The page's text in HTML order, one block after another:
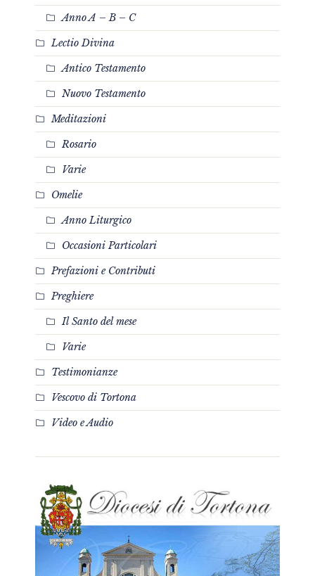
Anno A – B – C
Lectio Divina
Antico Testamento
Nuovo Testamento
Meditazioni
Rosario
Varie
Omelie
Anno Liturgico
Occasioni Particolari
Prefazioni e Contributi
Preghiere
Il Santo del mese
Varie
Testimonianze
Vescovo di Tortona
Video e Audio